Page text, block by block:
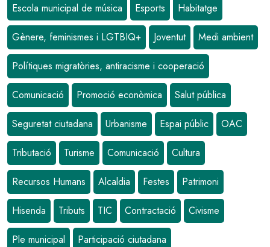
Escola municipal de música Esports Habitatge
Gènere, feminismes i LGTBIQ+ Joventut Medi ambient
Polítiques migratòries, antiracisme i cooperació
Comunicació Promoció econòmica Salut pública
Seguretat ciutadana Urbanisme Espai públic OAC
Tributació Turisme Comunicació Cultura
Recursos Humans Alcaldia Festes Patrimoni
Hisenda Tributs TIC Contractació Civisme
Ple municipal Participació ciutadana